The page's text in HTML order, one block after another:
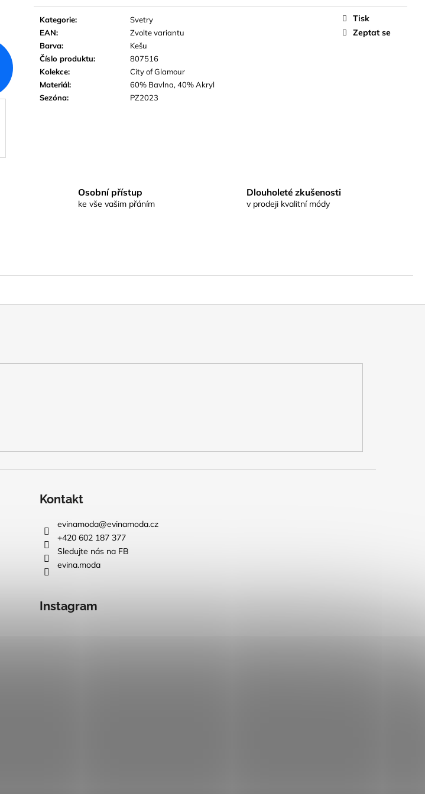
Měrná
cena:
Kategorie:
Svetry
EAN:
Zvolte variantu
Barva:
Kešu
Číslo produktu:
807516
Kolekce:
City of Glamour
Materiál:
60% Bavlna, 40% Akryl
Sezóna: PZ2023
Tisk
Zeptat se
Osobní přístup
ke vše vašim přáním
Dlouholeté zkušenosti
v prodeji kvalitní módy
Kontakt
evinamoda@evinamoda.cz
+420 602 187 377
Sledujte nás na FB
evina.moda
Instagram